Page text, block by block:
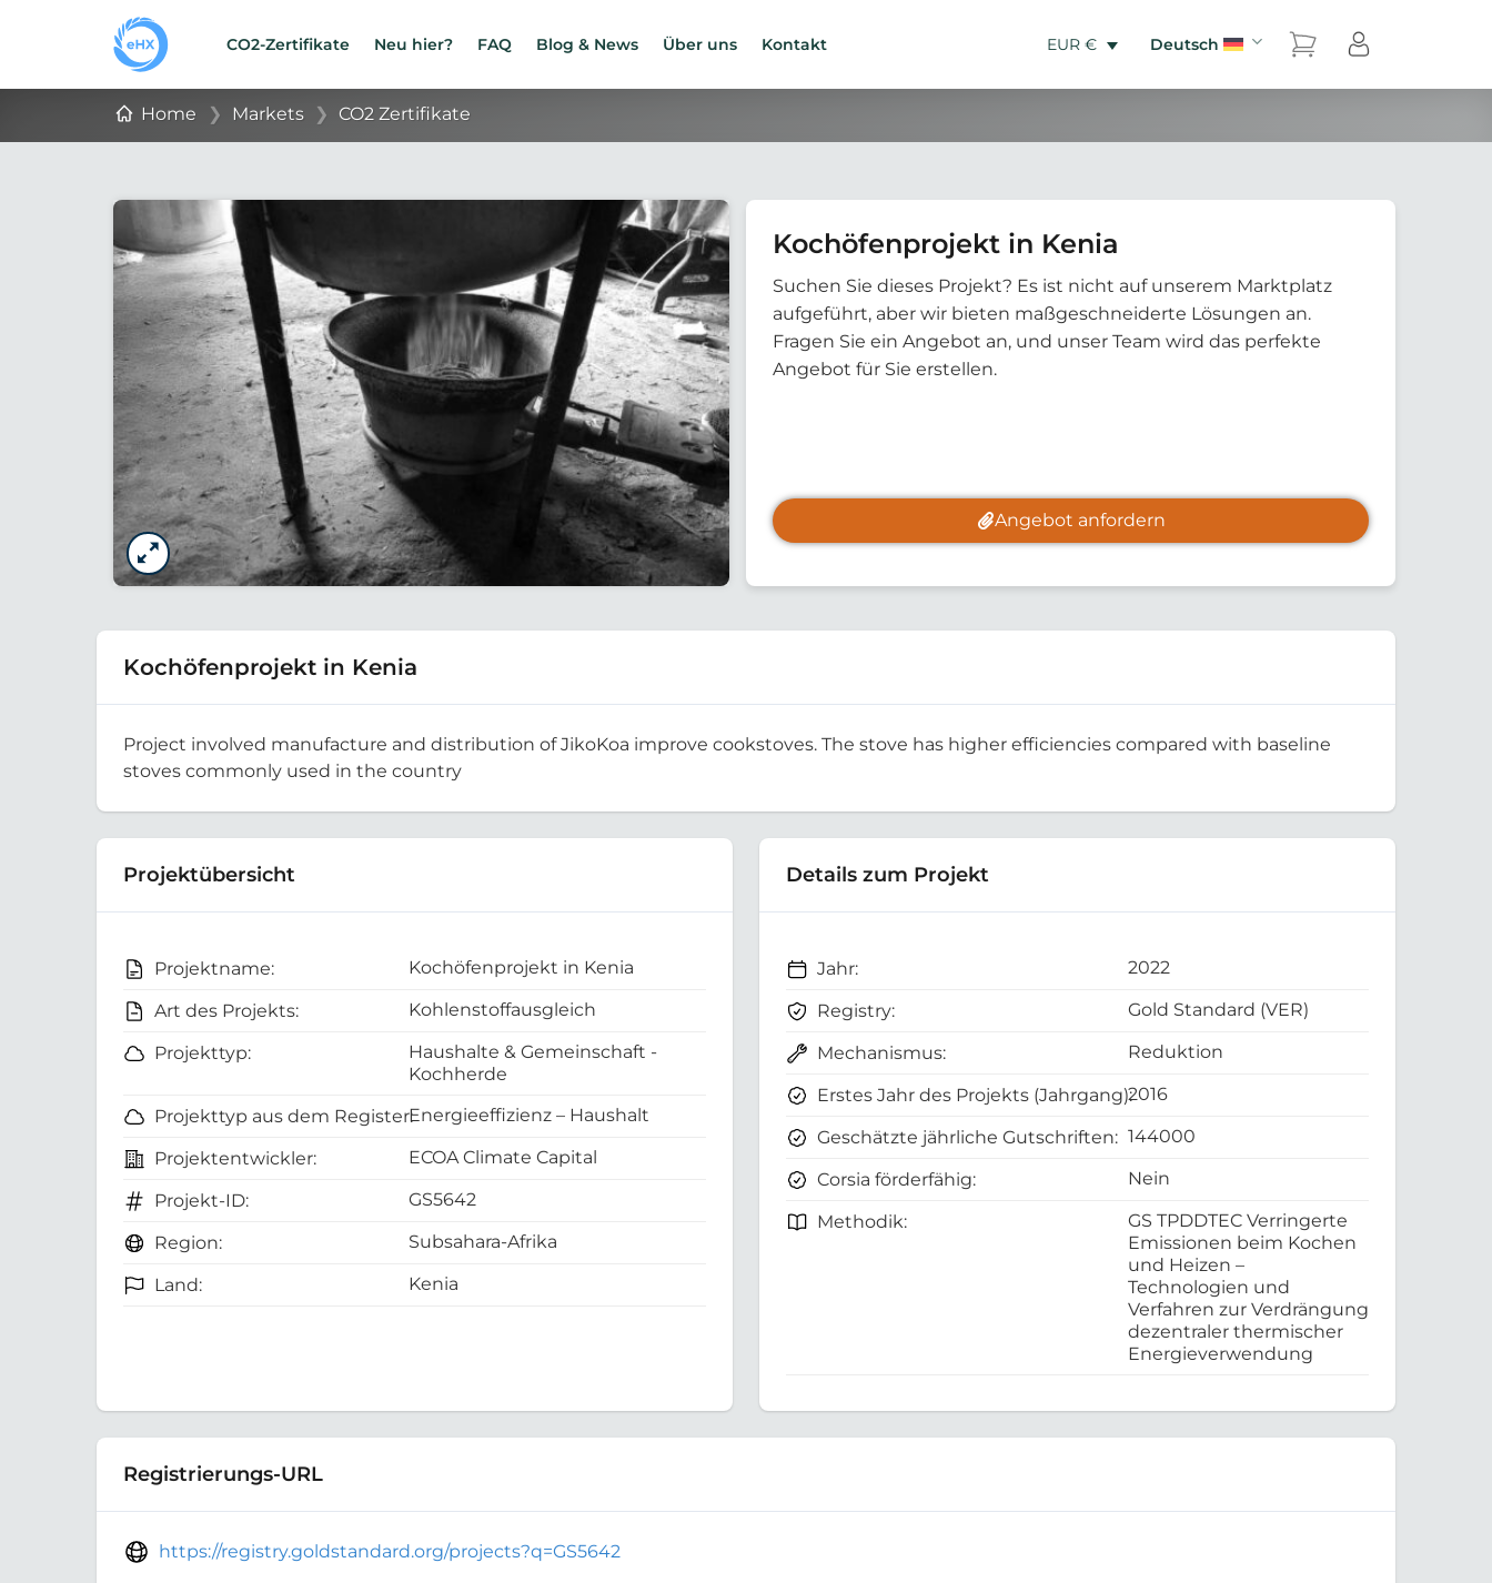
CO2-Zertifikate Neu hier? FAQ Blog & News Über uns Kontakt EUR € Deutsch
Home ❯ Markets ❯ CO2 Zertifikate
Kochöfenprojekt in Kenia
Suchen Sie dieses Projekt? Es ist nicht auf unserem Marktplatz
aufgeführt, aber wir bieten maßgeschneiderte Lösungen an.
Fragen Sie ein Angebot an, und unser Team wird das perfekte
Angebot für Sie erstellen.
Angebot anfordern
Kochöfenprojekt in Kenia
Project involved manufacture and distribution of JikoKoa improve cookstoves. The stove has higher efficiencies compared with baseline
stoves commonly used in the country
Projektübersicht
Projektname: Kochöfenprojekt in Kenia
Art des Projekts: Kohlenstoffausgleich
Projekttyp:
Haushalte & Gemeinschaft -
Kochherde
Projekttyp aus dem Register:Energieeffizienz – Haushalt
Projektentwickler: ECOA Climate Capital
Projekt-ID: GS5642
Region: Subsahara-Afrika
Land: Kenia
Details zum Projekt
Jahr: 2022
Registry: Gold Standard (VER)
Mechanismus: Reduktion
Erstes Jahr des Projekts (Jahrgang):2016
Geschätzte jährliche Gutschriften: 144000
Corsia förderfähig: Nein
Methodik:
GS TPDDTEC Verringerte
Emissionen beim Kochen
und Heizen –
Technologien und
Verfahren zur Verdrängung
dezentraler thermischer
Energieverwendung
Registrierungs-URL
https://registry.goldstandard.org/projects?q=GS5642